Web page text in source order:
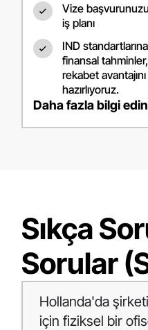
Vize
iş planı
IND
finansal
rekabet
hazırlıyoruz.
Daha fazla bilgi
Sıkça
Sorular
Hollanda'da
için fiziksel bir